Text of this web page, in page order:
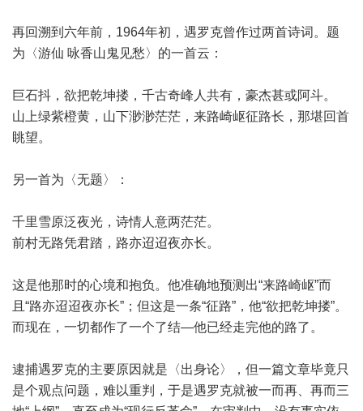
再回溯到六年前，1964年初，遇罗克曾作过两首诗词。题
为〈游仙 咏香山鬼见愁〉的一首云：
巨石抖，欲把乾坤搂，千古奇峰人共有，豪杰甚或阿斗。
山上绿紫橙黄，山下渺渺茫茫，来路崎岖征路长，那堪回首
眺望。
另一首为〈无题〉：
千里雪原泛夜光，诗情人意两茫茫。
前村无路凭君踏，路亦迢迢夜亦长。
这是他那时的心境和抱负。他准确地预测出“来路崎岖”而
且“路亦迢迢夜亦长”；但这是一条“征路”，他“欲把乾坤搂”。
而现在，一切都作了一个了结—他已经走完他的路了。
逮捕遇罗克的主要原因就是〈出身论〉，但一篇文章毕竟只
是个观点问题，难以重判，于是遇罗克就被一而再、再而三